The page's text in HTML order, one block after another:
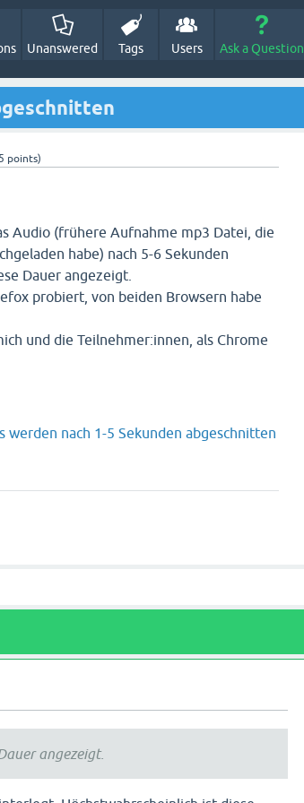
Unanswered Tags Users Ask a Question
points)
Audio (frühere Aufnahme mp3 Datei, die
habe) nach 5-6 Sekunden
Dauer angezeigt.
probiert, von beiden Browsern habe
und die Teilnehmer:innen, als Chrome
werden nach 1-5 Sekunden abgeschnitten
angezeigt.